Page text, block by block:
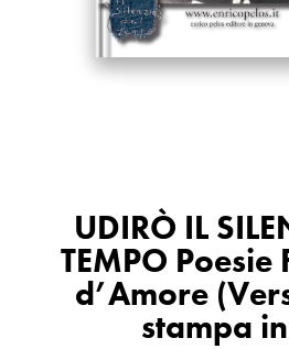
UDIRÒ IL
TEMPO
d’Amore
stampa